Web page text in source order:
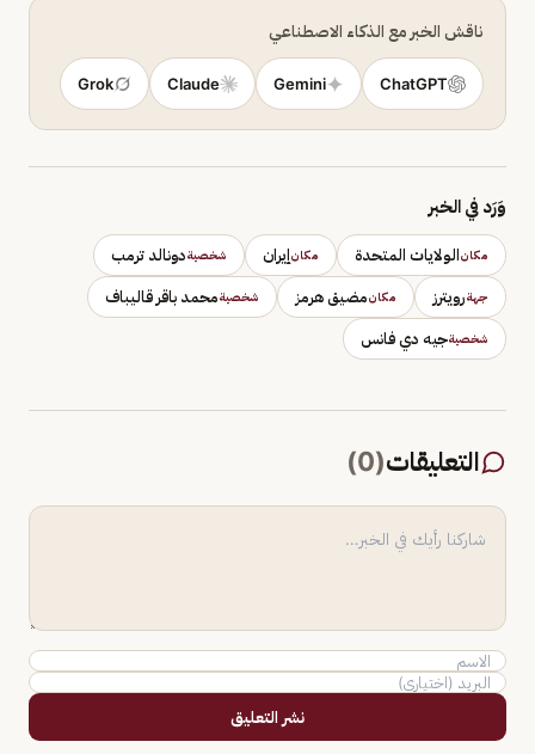
ناقش الخبر مع الذكاء الاصطناعي
ChatGPT
Gemini
Claude
Grok
وَرَد في الخبر
مكانالولايات المتحدة مكانإيران شخصيةدونالد ترمب
جهةرويترز مكانمضيق هرمز شخصيةمحمد باقر قاليباف
شخصيةجيه دي فانس
التعليقات(
0
)
نشر التعليق